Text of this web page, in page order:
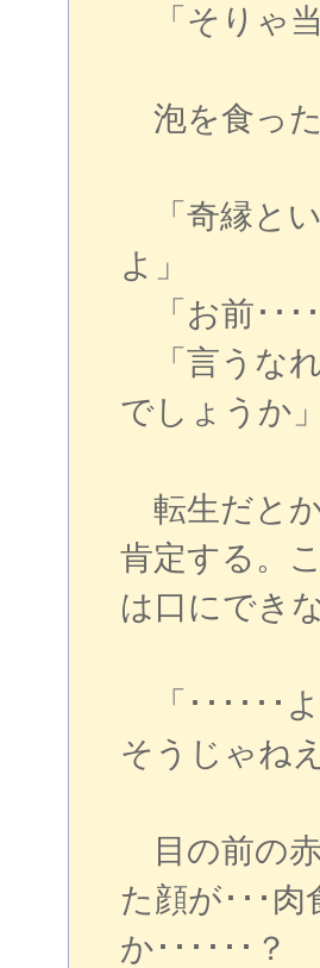
「そりゃ
泡を食っ
「奇縁と
よ」
「お前･･･
「言うな
でしょうか」
転生だと
肯定する。
は口にできな
「･･････
そうじゃね
目の前の
た顔が･･･
か･･････？